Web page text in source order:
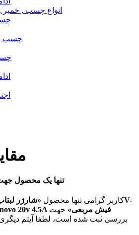
انواع چسب ,
چسب
تنها یک محصول
کاربر گرامی تنها محصول
4.5A - آداپتور لپ تاپ Lenovo 20v 4.5A فیش مربعی» جهت
بررسی ثبت شده است، لطفا آیتم